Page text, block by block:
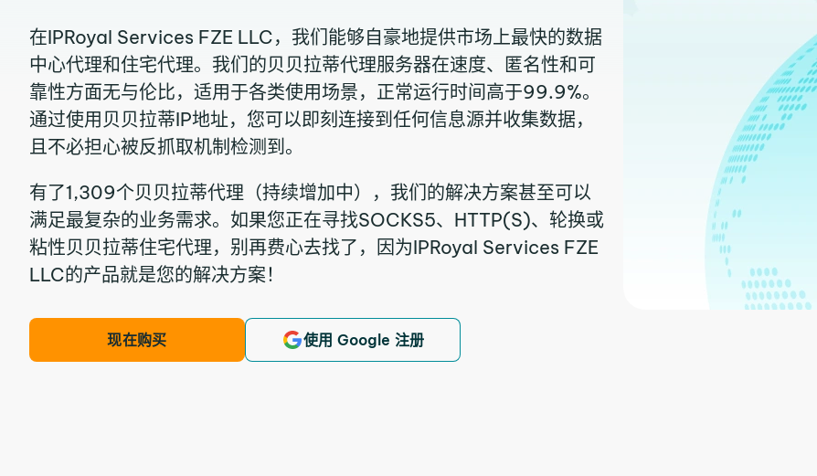
在IPRoyal Services FZE LLC，我们能够自豪地提供市场上最快的数据
中心代理和住宅代理。我们的贝贝拉蒂代理服务器在速度、匿名性和可
靠性方面无与伦比，适用于各类使用场景，正常运行时间高于99.9%。
通过使用贝贝拉蒂IP地址，您可以即刻连接到任何信息源并收集数据，
且不必担心被反抓取机制检测到。
有了1,309个贝贝拉蒂代理（持续增加中），我们的解决方案甚至可以
满足最复杂的业务需求。如果您正在寻找SOCKS5、HTTP(S)、轮换或
粘性贝贝拉蒂住宅代理，别再费心去找了，因为IPRoyal Services FZE
LLC的产品就是您的解决方案！
现在购买 使用 Google 注册